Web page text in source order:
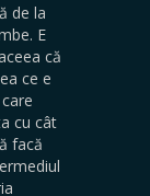
de la
E
că
ce e
cu cât
facă